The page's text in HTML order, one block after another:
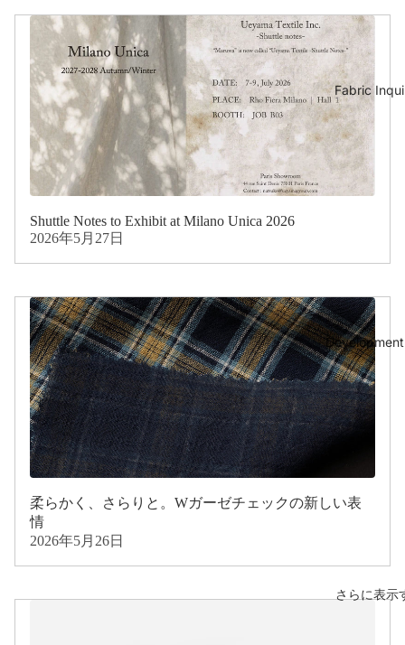
Fabric
さらに表示
Shuttle Notes to Exhibit at Milano Unica 2026
2026年5月27日
柔らかく、さらりと。Wガーゼチェックの新しい表
情
2026年5月26日